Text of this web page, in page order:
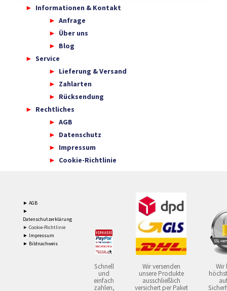
Informationen & Kontakt
Anfrage
Über uns
Blog
Service
Lieferung & Versand
Zahlarten
Rücksendung
Rechtliches
AGB
Datenschutz
Impressum
Cookie-Richtlinie
► AGB
►
Datenschutzerklärung
► Cookie-Richtlinie
► Impressum
► Bildnachweis
Schnell
und
einfach
zahlen,
Wir versenden
unsere Produkte
ausschließlich
versichert per Paket
Wir